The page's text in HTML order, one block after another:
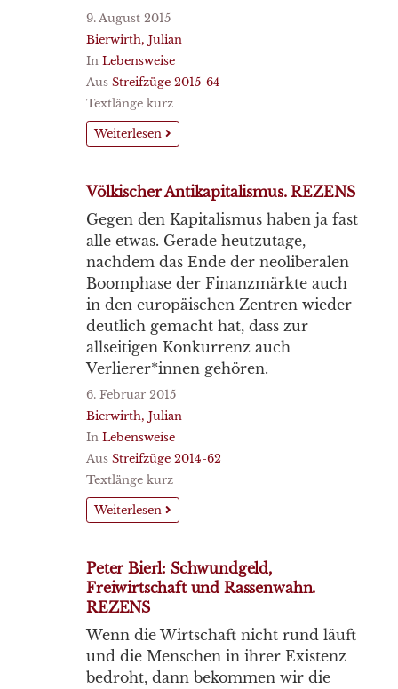
9. August 2015
Bierwirth, Julian
In Lebensweise
Aus Streifzüge 2015-64
Textlänge kurz
Weiterlesen
Völkischer Antikapitalismus. REZENS
Gegen den Kapitalismus haben ja fast
alle etwas. Gerade heutzutage,
nachdem das Ende der neoliberalen
Boomphase der Finanzmärkte auch
in den europäischen Zentren wieder
deutlich gemacht hat, dass zur
allseitigen Konkurrenz auch
Verlierer*innen gehören.
6. Februar 2015
Bierwirth, Julian
In Lebensweise
Aus Streifzüge 2014-62
Textlänge kurz
Weiterlesen
Peter Bierl: Schwundgeld,
Freiwirtschaft und Rassenwahn.
REZENS
Wenn die Wirtschaft nicht rund läuft
und die Menschen in ihrer Existenz
bedroht, dann bekommen wir die